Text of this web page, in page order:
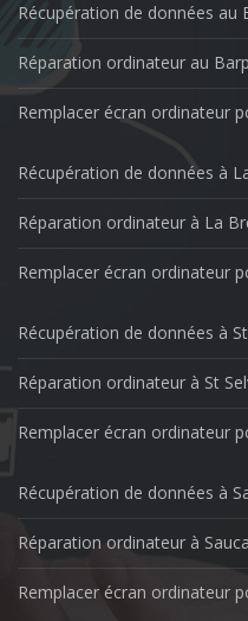
Récupération de données au
Réparation ordinateur au Barp
Remplacer écran ordinateur
Récupération de données à
Réparation ordinateur à La
Remplacer écran ordinateur
Récupération de données à
Réparation ordinateur à St
Remplacer écran ordinateur
Récupération de données à
Réparation ordinateur à
Remplacer écran ordinateur